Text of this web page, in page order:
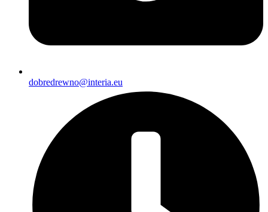
dobredrewno@interia.eu